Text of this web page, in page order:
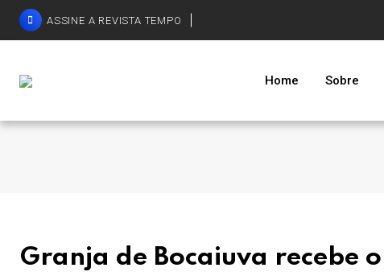
ASSINE A REVISTA TEMPO
Home Sobre
Granja de Bocaiuva recebe